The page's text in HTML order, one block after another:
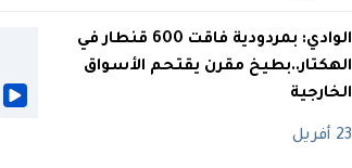
الوادي: بمردودية فاقت 600 قنطار في
الهكتار..بطيخ مقرن يقتحم الأسواق
الخارجية
23 أفريل